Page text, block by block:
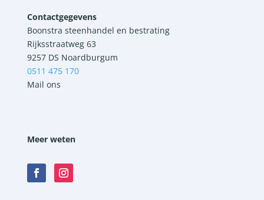
Contactgegevens
Boonstra steenhandel en bestrating
Rijksstraatweg 63
9257 DS Noardburgum
0511 475 170
Mail ons
Meer weten